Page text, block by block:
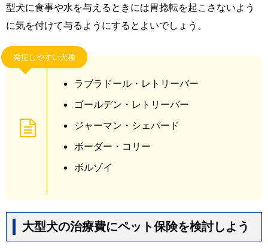
型犬に食事や水を与えるときには胃捻転を起こさないよう
に気を付けて与るようにするとよいでしょう。
発症しやすい犬種
ラブラドール・レトリーバー
ゴールデン・レトリーバー
ジャーマン・シェパード
ボーダー・コリー
ボルゾイ
大型犬の治療費にペット保険を検討しよう